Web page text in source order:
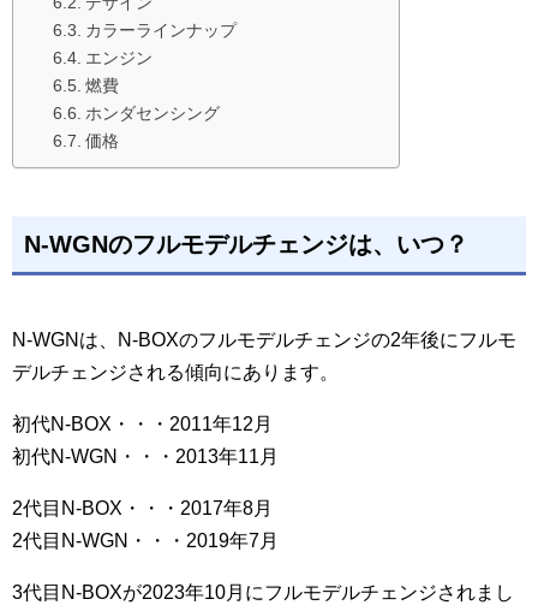
カラーラインナップ
エンジン
燃費
ホンダセンシング
価格
N-WGNのフルモデルチェンジは、いつ？
N-WGNは、N-BOXのフルモデルチェンジの2年後にフルモ
デルチェンジされる傾向にあります。
初代N-BOX・・・2011年12月
初代N-WGN・・・2013年11月
2代目N-BOX・・・2017年8月
2代目N-WGN・・・2019年7月
3代目N-BOXが2023年10月にフルモデルチェンジされまし